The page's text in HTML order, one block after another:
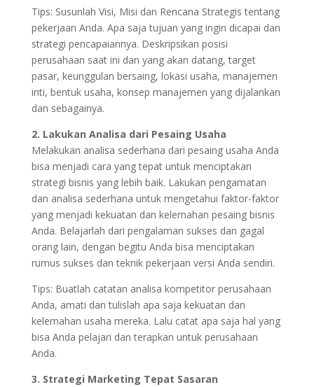
Tips: Susunlah Visi, Misi dan Rencana Strategis tentang
pekerjaan Anda. Apa saja tujuan yang ingin dicapai dan
strategi pencapaiannya. Deskripsikan posisi
perusahaan saat ini dan yang akan datang, target
pasar, keunggulan bersaing, lokasi usaha, manajemen
inti, bentuk usaha, konsep manajemen yang dijalankan
dan sebagainya.
2. Lakukan Analisa dari Pesaing Usaha
Melakukan analisa sederhana dari pesaing usaha Anda
bisa menjadi cara yang tepat untuk menciptakan
strategi bisnis yang lebih baik. Lakukan pengamatan
dan analisa sederhana untuk mengetahui faktor-faktor
yang menjadi kekuatan dan kelemahan pesaing bisnis
Anda. Belajarlah dari pengalaman sukses dan gagal
orang lain, dengan begitu Anda bisa menciptakan
rumus sukses dan teknik pekerjaan versi Anda sendiri.
Tips: Buatlah catatan analisa kompetitor perusahaan
Anda, amati dan tulislah apa saja kekuatan dan
kelemahan usaha mereka. Lalu catat apa saja hal yang
bisa Anda pelajari dan terapkan untuk perusahaan
Anda.
3. Strategi Marketing Tepat Sasaran